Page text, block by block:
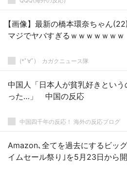
【画像】最新の橋本環奈ちゃん
マジでヤバすぎるｗｗｗｗｗｗｗ
(*ﾟ∀ﾟ)ゞカガクニュース隊
中国人「日本人が貧乳好きという
った…」 中国の反応
中国四千年の反応！ 海外の反応ブログ
Amazon､全てを過去にするビッ
イムセール祭り｣を5月23日から